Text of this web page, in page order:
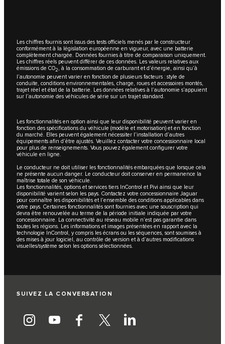
Les chiffres fournis sont issus des tests officiels menés par le constructeur
conformément à la législation européenne en vigueur, avec une batterie
complètement chargée. Données fournies à titre de comparaison uniquement.
Les chiffres réels peuvent différer de ces données. Les valeurs relatives aux
émissions de CO2, à la consommation de carburant et d’énergie, ainsi qu’à
l’autonomie peuvent varier en fonction de plusieurs facteurs : style de
conduite, conditions environnementales, charge, roues et accessoires montés,
trajet réel et état de la batterie. Les données relatives à l’autonomie s’appuient
sur l’autonomie des véhicules de série sur un trajet standard.
Les fonctionnalités en option ainsi que leur disponibilité peuvent varier en
fonction des spécifications du véhicule (modèle et motorisation) et en fonction
du marché. Elles peuvent également nécessiter l’installation d’autres
équipements afin d’être ajustés. Veuillez contacter votre concessionnaire local
pour plus de renseignements. Vous pouvez également configurer votre
véhicule en ligne.
Le conducteur ne doit utiliser les fonctionnalités embarquées que lorsque cela
ne présente aucun danger. Le conducteur doit conserver en permanence la
maîtrise totale de son véhicule.
Les fonctionnalités, options et services tiers InControl et Pivi ainsi que leur
disponibilité varient selon les pays. Contactez votre concessionnaire Jaguar
pour connaître les disponibilités et l’ensemble des conditions applicables dans
votre pays. Certaines fonctionnalités sont fournies avec une souscription qui
devra être renouvelée au terme de la période initiale indiquée par votre
concessionnaire. La connectivité au réseau mobile n’est pas garantie dans
toutes les régions. Les informations et images présentées en rapport avec la
technologie InControl, y compris les écrans ou les séquences, sont soumises à
des mises à jour logiciel, au contrôle de version et à d’autres modifications
visuelles/système selon les options sélectionnées.
SUIVEZ LA CONVERSATION